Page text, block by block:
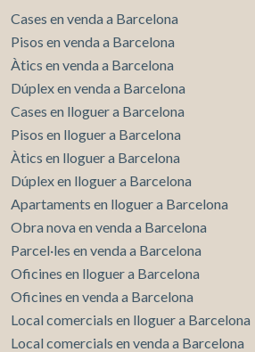
Cases en venda a Barcelona
Pisos en venda a Barcelona
Àtics en venda a Barcelona
Dúplex en venda a Barcelona
Cases en lloguer a Barcelona
Pisos en lloguer a Barcelona
Àtics en lloguer a Barcelona
Dúplex en lloguer a Barcelona
Apartaments en lloguer a Barcelona
Obra nova en venda a Barcelona
Parcel·les en venda a Barcelona
Oficines en lloguer a Barcelona
Oficines en venda a Barcelona
Local comercials en lloguer a Barcelona
Local comercials en venda a Barcelona